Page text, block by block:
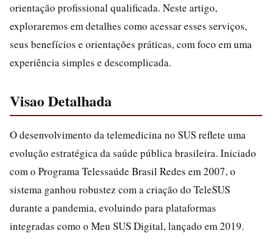
orientação profissional qualificada. Neste artigo,
exploraremos em detalhes como acessar esses serviços,
seus benefícios e orientações práticas, com foco em uma
experiência simples e descomplicada.
Visao Detalhada
O desenvolvimento da telemedicina no SUS reflete uma
evolução estratégica da saúde pública brasileira. Iniciado
com o Programa Telessaúde Brasil Redes em 2007, o
sistema ganhou robustez com a criação do TeleSUS
durante a pandemia, evoluindo para plataformas
integradas como o Meu SUS Digital, lançado em 2019.